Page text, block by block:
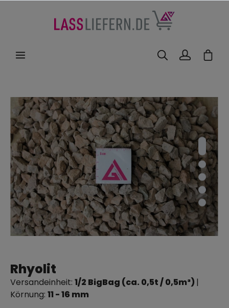
Rhyolit
Versandeinheit: 1/2 BigBag (ca. 0,5t / 0,5m³) |
Körnung: 11 - 16 mm